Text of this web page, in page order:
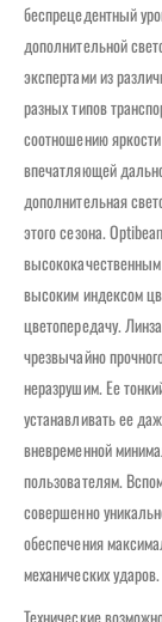
беспрецедентный
дополнительной
экспертами из
разных типов
соотношению
впечатляющей
дополнительная
этого сезона.
высоким индексом
цветопередачу.
чрезвычайно
неразрушим. Ее
устанавливать ее
вневременной
пользователям.
совершенно
обеспечения
механических ударов.